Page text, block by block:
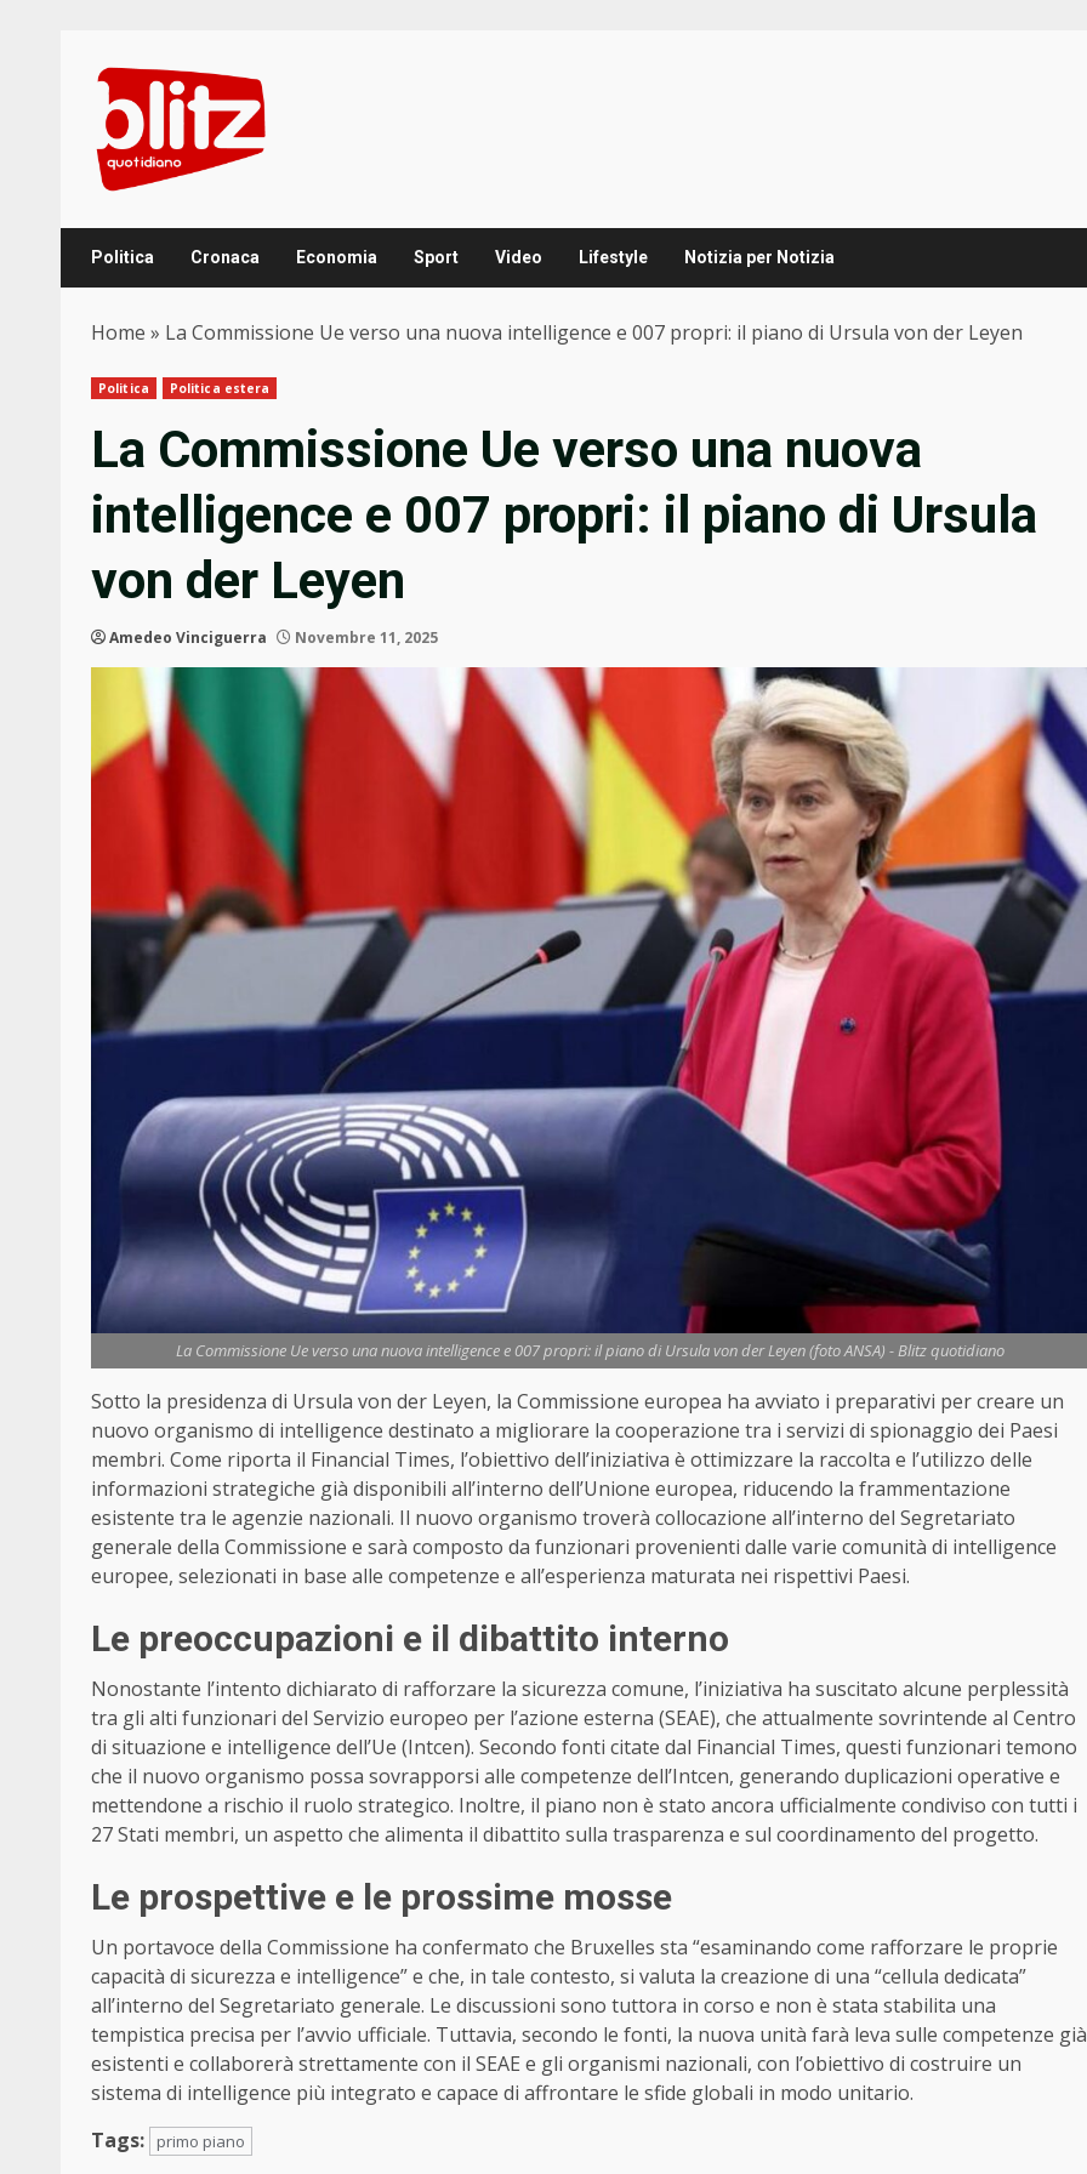
content
Politica Cronaca Economia Sport Video Lifestyle Notizia per Notizia
Home » La Commissione Ue verso una nuova intelligence e 007 propri: il piano di Ursula von der Leyen
Politica Politica estera
La Commissione Ue verso una nuova
intelligence e 007 propri: il piano di Ursula
von der Leyen
Amedeo Vinciguerra Novembre 11, 2025
La Commissione Ue verso una nuova intelligence e 007 propri: il piano di Ursula von der Leyen (foto ANSA) - Blitz quotidiano
Sotto la presidenza di Ursula von der Leyen, la Commissione europea ha avviato i preparativi per creare un
nuovo organismo di intelligence destinato a migliorare la cooperazione tra i servizi di spionaggio dei Paesi
membri. Come riporta il Financial Times, l’obiettivo dell’iniziativa è ottimizzare la raccolta e l’utilizzo delle
informazioni strategiche già disponibili all’interno dell’Unione europea, riducendo la frammentazione
esistente tra le agenzie nazionali. Il nuovo organismo troverà collocazione all’interno del Segretariato
generale della Commissione e sarà composto da funzionari provenienti dalle varie comunità di intelligence
europee, selezionati in base alle competenze e all’esperienza maturata nei rispettivi Paesi.
Le preoccupazioni e il dibattito interno
Nonostante l’intento dichiarato di rafforzare la sicurezza comune, l’iniziativa ha suscitato alcune perplessità
tra gli alti funzionari del Servizio europeo per l’azione esterna (SEAE), che attualmente sovrintende al Centro
di situazione e intelligence dell’Ue (Intcen). Secondo fonti citate dal Financial Times, questi funzionari temono
che il nuovo organismo possa sovrapporsi alle competenze dell’Intcen, generando duplicazioni operative e
mettendone a rischio il ruolo strategico. Inoltre, il piano non è stato ancora ufficialmente condiviso con tutti i
27 Stati membri, un aspetto che alimenta il dibattito sulla trasparenza e sul coordinamento del progetto.
Le prospettive e le prossime mosse
Un portavoce della Commissione ha confermato che Bruxelles sta “esaminando come rafforzare le proprie
capacità di sicurezza e intelligence” e che, in tale contesto, si valuta la creazione di una “cellula dedicata”
all’interno del Segretariato generale. Le discussioni sono tuttora in corso e non è stata stabilita una
tempistica precisa per l’avvio ufficiale. Tuttavia, secondo le fonti, la nuova unità farà leva sulle competenze già
esistenti e collaborerà strettamente con il SEAE e gli organismi nazionali, con l’obiettivo di costruire un
sistema di intelligence più integrato e capace di affrontare le sfide globali in modo unitario.
Tags:
primo piano